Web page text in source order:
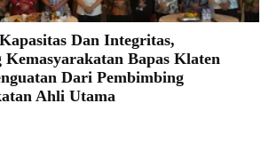
Dan Integritas,
Kemasyarakatan Bapas Klaten
Dari Pembimbing
Ahli Utama